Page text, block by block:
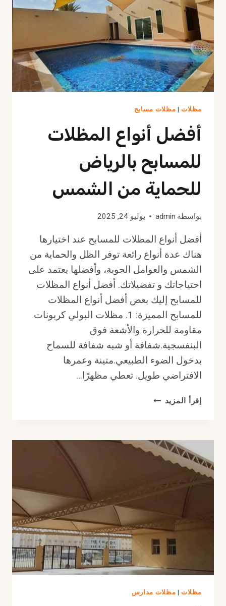
تعليمية
مريحة
بالرياض
مظلات| مظلات مسابح
أفضل أنواع المظلات
للمسابح بالرياض
للحماية من الشمس
بواسطة admin يوليو 24, 2025
أفضل أنواع المظلات للمسابح عند اختيارها
هناك عدة أنواع رائعة توفر الظل والحماية من
الشمس والعوامل الجوية، وأفضلها يعتمد على
احتياجاتك و تفضيلاتك. أفضل أنواع المظلات
للمسابح إليك بعض أفضل أنواع المظلات
للمسابح المميزة: 1. مظلات البولي كربونات
مقاومة للحرارة والأشعة فوق
البنفسجية.شفافة أو شبه شفافة للسماح
بدخول الضوء الطبيعي.متينة وعمرها
الافتراضي طويل. تعطي مظهرًا…
إقرأ المزيد أفضل
بالرياض
للحماية
مظلات| مظلات مدارس